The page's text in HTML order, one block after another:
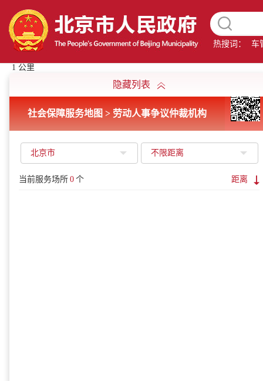
热搜词： 车
隐藏列表
社会保障服务地图 > 劳动人事争议仲裁机构
北京市 不限距离
当前服务场所 0 个 距离
1 公里